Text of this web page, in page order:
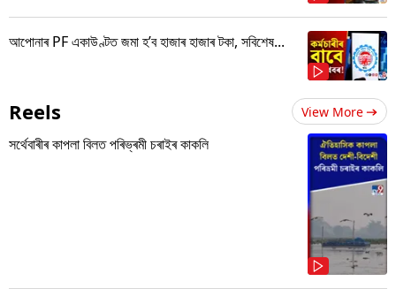
আপোনাৰ PF একাউণ্টত জমা হ’ব হাজাৰ হাজাৰ টকা, সবিশেষ...
Reels View More
সৰ্থেবাৰীৰ কাপলা বিলত পৰিভ্ৰমী চৰাইৰ কাকলি